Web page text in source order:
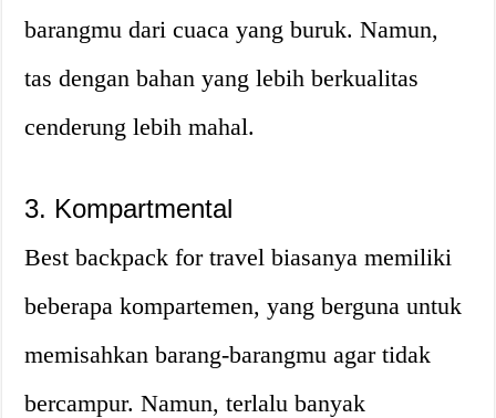
barangmu dari cuaca yang buruk. Namun,
tas dengan bahan yang lebih berkualitas
cenderung lebih mahal.
3. Kompartmental
Best backpack for travel biasanya memiliki
beberapa kompartemen, yang berguna untuk
memisahkan barang-barangmu agar tidak
bercampur. Namun, terlalu banyak